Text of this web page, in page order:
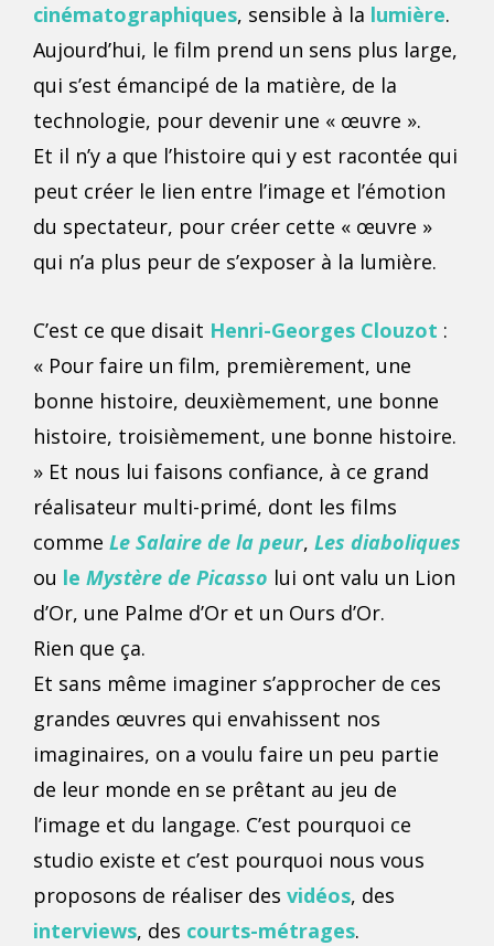
cinématographiques, sensible à la lumière.
Aujourd’hui, le film prend un sens plus large,
qui s’est émancipé de la matière, de la
technologie, pour devenir une « œuvre ».
Et il n’y a que l’histoire qui y est racontée qui
peut créer le lien entre l’image et l’émotion
du spectateur, pour créer cette « œuvre »
qui n’a plus peur de s’exposer à la lumière.
C’est ce que disait Henri-Georges Clouzot :
« Pour faire un film, premièrement, une
bonne histoire, deuxièmement, une bonne
histoire, troisièmement, une bonne histoire.
» Et nous lui faisons confiance, à ce grand
réalisateur multi-primé, dont les films
comme Le Salaire de la peur, Les diaboliques
ou le Mystère de Picasso lui ont valu un Lion
d’Or, une Palme d’Or et un Ours d’Or.
Rien que ça.
Et sans même imaginer s’approcher de ces
grandes œuvres qui envahissent nos
imaginaires, on a voulu faire un peu partie
de leur monde en se prêtant au jeu de
l’image et du langage. C’est pourquoi ce
studio existe et c’est pourquoi nous vous
proposons de réaliser des vidéos, des
interviews, des courts-métrages.